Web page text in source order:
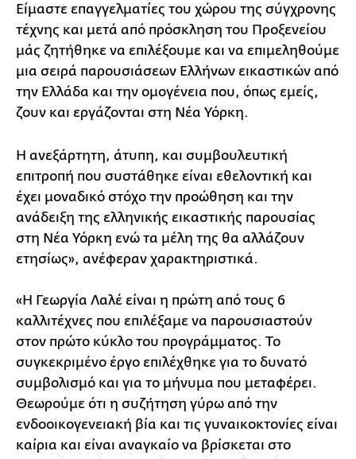
Είμαστε επαγγελματίες του χώρου της σύγχρονης
τέχνης και μετά από πρόσκληση του Προξενείου
μάς ζητήθηκε να επιλέξουμε και να επιμεληθούμε
μια σειρά παρουσιάσεων Ελλήνων εικαστικών από
την Ελλάδα και την ομογένεια που, όπως εμείς,
ζουν και εργάζονται στη Νέα Υόρκη.
Η ανεξάρτητη, άτυπη, και συμβουλευτική
επιτροπή που συστάθηκε είναι εθελοντική και
έχει μοναδικό στόχο την προώθηση και την
ανάδειξη της ελληνικής εικαστικής παρουσίας
στη Νέα Υόρκη ενώ τα μέλη της θα αλλάζουν
ετησίως», ανέφεραν χαρακτηριστικά.
«Η Γεωργία Λαλέ είναι η πρώτη από τους 6
καλλιτέχνες που επιλέξαμε να παρουσιαστούν
στον πρώτο κύκλο του προγράμματος. Το
συγκεκριμένο έργο επιλέχθηκε για το δυνατό
συμβολισμό και για το μήνυμα που μεταφέρει.
Θεωρούμε ότι η συζήτηση γύρω από την
ενδοοικογενειακή βία και τις γυναικοκτονίες είναι
καίρια και είναι αναγκαίο να βρίσκεται στο